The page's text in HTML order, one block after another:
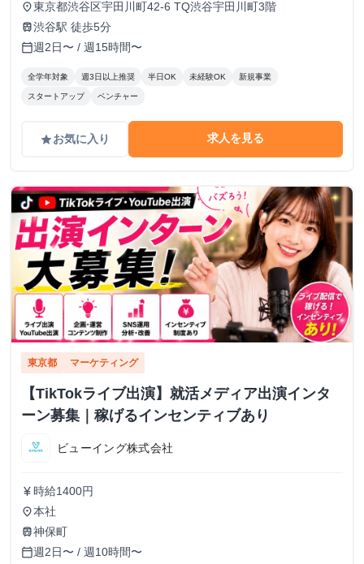
place東京都渋谷区宇田川町42-6 TQ渋谷宇田川町3階
train渋谷駅 徒歩5分
calendar_today週2日〜 / 週15時間〜
全学年対象 週3日以上推奨 半日OK 未経験OK 新規事業
スタートアップ ベンチャー
gradeお気に入り 求人を見る
東京都 マーケティング
【TikTokライブ出演】就活メディア出演インタ
ーン募集｜稼げるインセンティブあり
ビューイング株式会社
currency_yen 時給1400円
place本社
train神保町
calendar_today週2日〜 / 週10時間〜